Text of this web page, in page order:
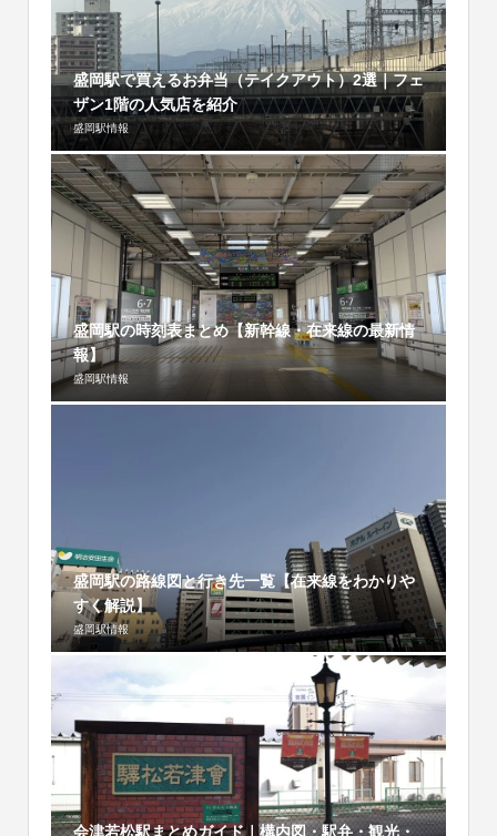
盛岡駅で買えるお弁当（テイクアウト）2選｜フェ
ザン1階の人気店を紹介
盛岡駅情報
盛岡駅の時刻表まとめ【新幹線・在来線の最新情
報】
盛岡駅情報
盛岡駅の路線図と行き先一覧【在来線をわかりや
すく解説】
盛岡駅情報
会津若松駅まとめガイド｜構内図・駅弁・観光・